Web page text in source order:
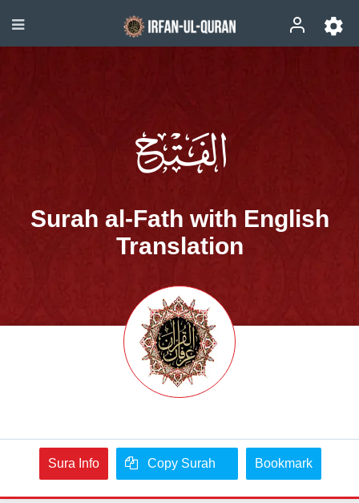
Surah al-Fath with English
Translation
Sura Info Copy Surah Bookmark